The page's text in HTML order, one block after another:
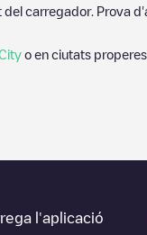
carregador. Prova
o en ciutats
l'aplicació